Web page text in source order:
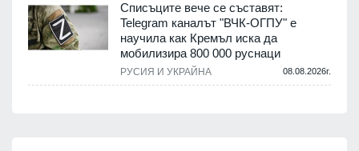
Списъците вече се съставят:
Telegram каналът "ВЧК-ОГПУ" е
научила как Кремъл иска да
мобилизира 800 000 руснаци
РУСИЯ И УКРАЙНА 08.08.2026г.